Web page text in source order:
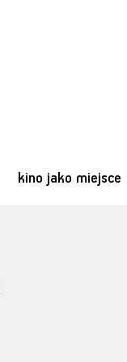
kino jako miejsce